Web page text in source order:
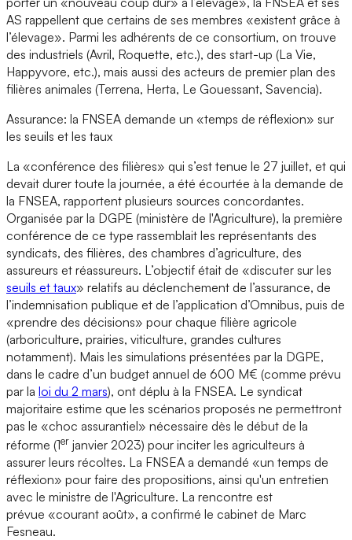
AS rappellent que certains de ses membres «existent grâce à
l’élevage». Parmi les adhérents de ce consortium, on trouve
des industriels (Avril, Roquette, etc.), des start-up (La Vie,
Happyvore, etc.), mais aussi des acteurs de premier plan des
filières animales (Terrena, Herta, Le Gouessant, Savencia).
Assurance: la FNSEA demande un «temps de réflexion» sur
les seuils et les taux
La «conférence des filières» qui s’est tenue le 27 juillet, et qui
devait durer toute la journée, a été écourtée à la demande de
la FNSEA, rapportent plusieurs sources concordantes.
Organisée par la DGPE (ministère de l'Agriculture), la première
conférence de ce type rassemblait les représentants des
syndicats, des filières, des chambres d’agriculture, des
assureurs et réassureurs. L’objectif était de «discuter sur les
seuils et taux» relatifs au déclenchement de l’assurance, de
l’indemnisation publique et de l’application d’Omnibus, puis de
«prendre des décisions» pour chaque filière agricole
(arboriculture, prairies, viticulture, grandes cultures
notamment). Mais les simulations présentées par la DGPE,
dans le cadre d’un budget annuel de 600 M€ (comme prévu
par la loi du 2 mars), ont déplu à la FNSEA. Le syndicat
majoritaire estime que les scénarios proposés ne permettront
pas le «choc assurantiel» nécessaire dès le début de la
réforme (1er janvier 2023) pour inciter les agriculteurs à
assurer leurs récoltes. La FNSEA a demandé «un temps de
réflexion» pour faire des propositions, ainsi qu'un entretien
avec le ministre de l'Agriculture. La rencontre est
prévue «courant août», a confirmé le cabinet de Marc
Fesneau.